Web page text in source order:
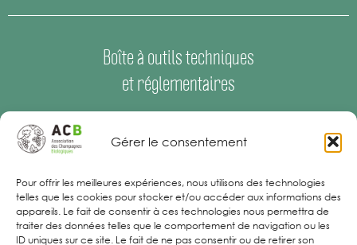
Gérer le consentement
Pour offrir les meilleures expériences, nous utilisons des technologies
telles que les cookies pour stocker et/ou accéder aux informations des
appareils. Le fait de consentir à ces technologies nous permettra de
traiter des données telles que le comportement de navigation ou les
ID uniques sur ce site. Le fait de ne pas consentir ou de retirer son
Boîte à outils techniques
et réglementaires
Espace Presse